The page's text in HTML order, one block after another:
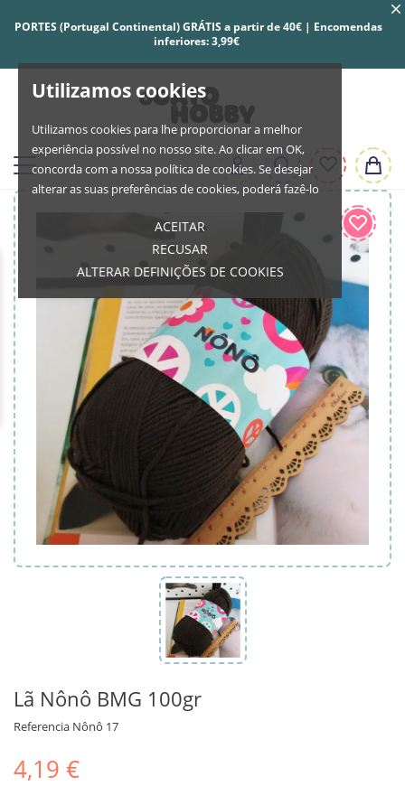
Utilizamos cookies
Utilizamos cookies para lhe proporcionar a melhor
experiência possível no nosso site. Ao clicar em OK,
concorda com a nossa política de cookies. Se desejar
alterar as suas preferências de cookies, poderá fazê-lo
ACEITAR
RECUSAR
ALTERAR DEFINIÇÕES DE COOKIES
PORTES (Portugal Continental) GRÁTIS a partir de 40€ | Encomendas
inferiores: 3,99€
Lã Nônô BMG 100gr
Referencia Nônô 17
4,19 €